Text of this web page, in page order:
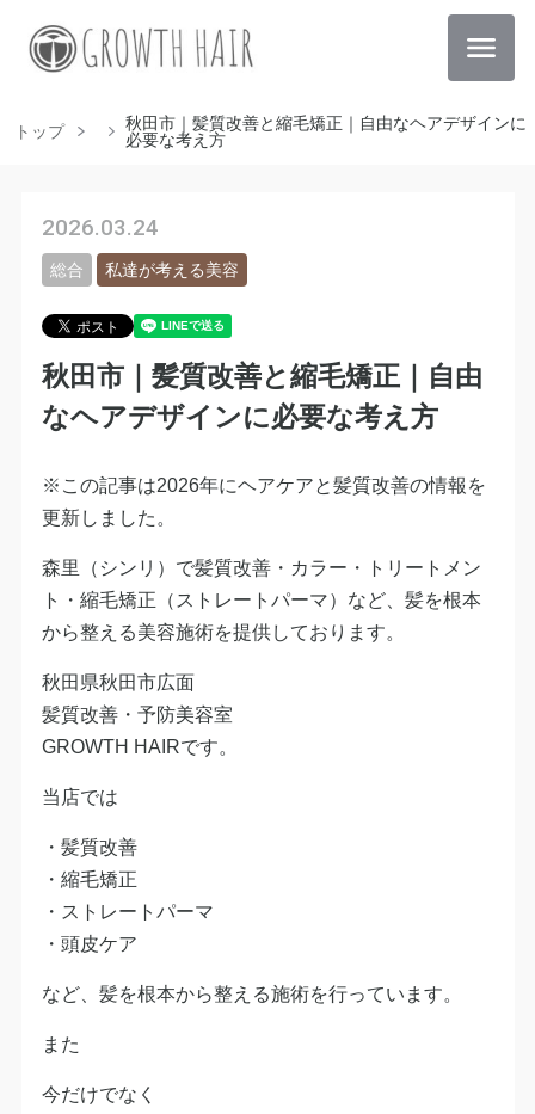
トップ
秋田市｜髪質改善と縮毛矯正｜自由なヘアデザインに
必要な考え方
2026.03.24
総合 私達が考える美容
秋田市｜髪質改善と縮毛矯正｜自由
なヘアデザインに必要な考え方
※この記事は2026年にヘアケアと髪質改善の情報を
更新しました。
森里（シンリ）で髪質改善・カラー・トリートメン
ト・縮毛矯正（ストレートパーマ）など、髪を根本
から整える美容施術を提供しております。
秋田県秋田市広面
髪質改善・予防美容室
GROWTH HAIRです。
当店では
・髪質改善
・縮毛矯正
・ストレートパーマ
・頭皮ケア
など、髪を根本から整える施術を行っています。
また
今だけでなく